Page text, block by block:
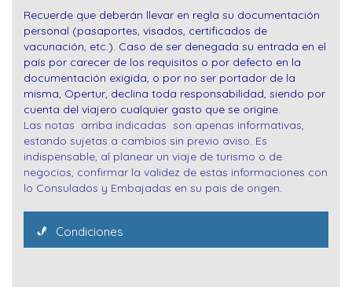
Recuerde que deberán llevar en regla su documentación
personal (pasaportes, visados, certificados de
vacunación, etc.). Caso de ser denegada su entrada en el
país por carecer de los requisitos o por defecto en la
documentación exigida, o por no ser portador de la
misma, Opertur, declina toda responsabilidad, siendo por
cuenta del viajero cualquier gasto que se origine.
Las notas arriba indicadas son apenas informativas,
estando sujetas a cambios sin previo aviso. Es
indispensable, al planear un viaje de turismo o de
negocios, confirmar la validez de estas informaciones con
lo Consulados y Embajadas en su pais de origen.
Condiciones